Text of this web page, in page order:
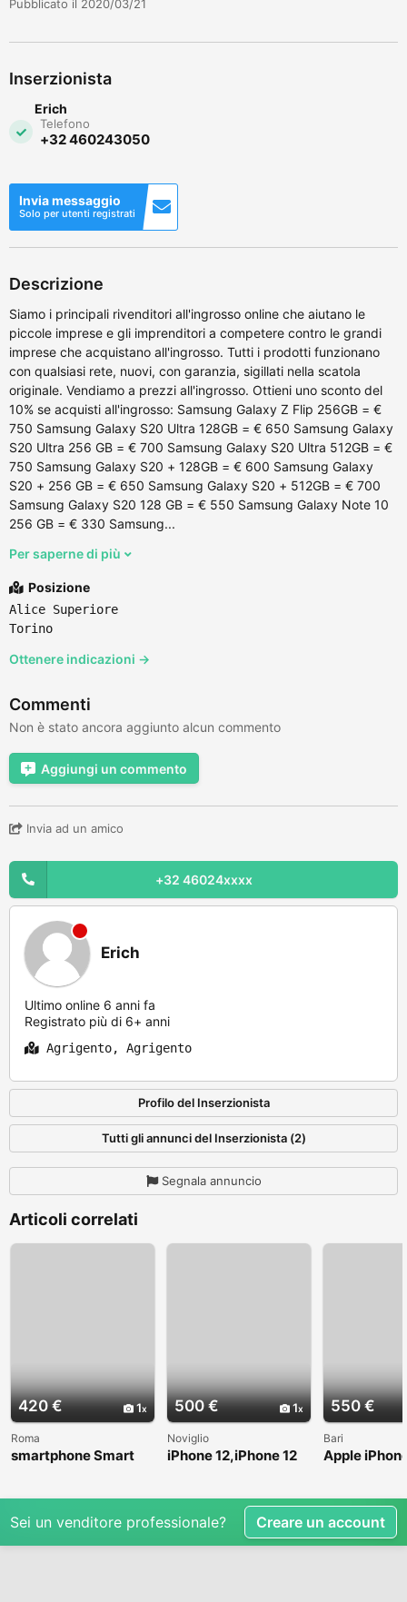
Pubblicato il 2020/03/21
Inserzionista
Erich
Telefono
+32 460243050
Invia messaggio
Solo per utenti registrati
Descrizione
Siamo i principali rivenditori all'ingrosso online che aiutano le
piccole imprese e gli imprenditori a competere contro le grandi
imprese che acquistano all'ingrosso. Tutti i prodotti funzionano
con qualsiasi rete, nuovi, con garanzia, sigillati nella scatola
originale. Vendiamo a prezzi all'ingrosso. Ottieni uno sconto del
10% se acquisti all'ingrosso: Samsung Galaxy Z Flip 256GB = €
750 Samsung Galaxy S20 Ultra 128GB = € 650 Samsung Galaxy
S20 Ultra 256 GB = € 700 Samsung Galaxy S20 Ultra 512GB = €
750 Samsung Galaxy S20 + 128GB = € 600 Samsung Galaxy
S20 + 256 GB = € 650 Samsung Galaxy S20 + 512GB = € 700
Samsung Galaxy S20 128 GB = € 550 Samsung Galaxy Note 10
256 GB = € 330 Samsung...
Per saperne di più
Posizione
Alice Superiore
Torino
Ottenere indicazioni →
Commenti
Non è stato ancora aggiunto alcun commento
Aggiungi un commento
Invia ad un amico
+32 46024xxxx
Erich
Ultimo online 6 anni fa
Registrato più di 6+ anni
Agrigento, Agrigento
Profilo del Inserzionista
Tutti gli annunci del Inserzionista (2)
Segnala annuncio
Articoli correlati
420 € 1
Roma
smartphone Smart
500 € 1
Noviglio
iPhone 12,iPhone 12
550 €
Bari
Apple
Sei un venditore professionale? Creare un account